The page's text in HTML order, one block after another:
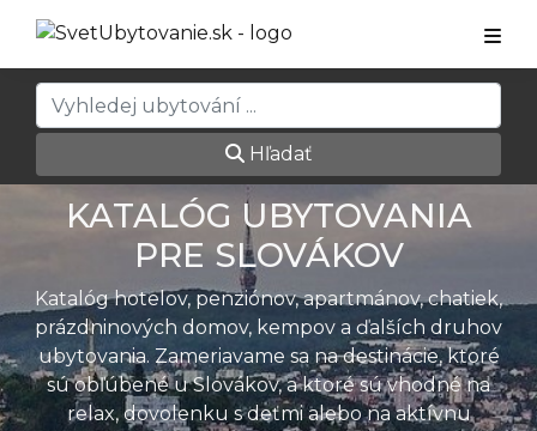
Hľadať
KATALÓG UBYTOVANIA
PRE SLOVÁKOV
Katalóg hotelov, penziónov, apartmánov, chatiek,
prázdninových domov, kempov a ďalších druhov
ubytovania. Zameriavame sa na destinácie, ktoré
sú obľúbené u Slovákov, a ktoré sú vhodné na
relax, dovolenku s deťmi alebo na aktívnu